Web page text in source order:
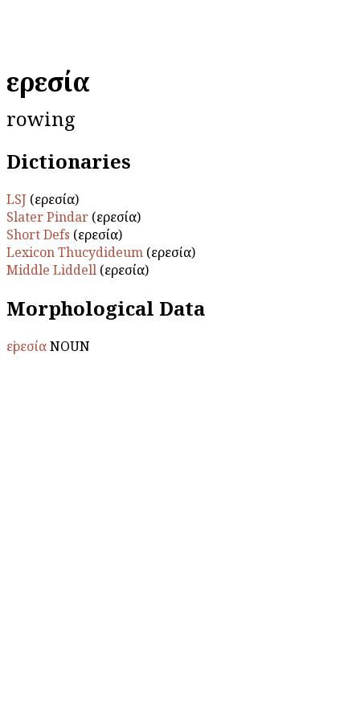
εἰρεσία
rowing
Dictionaries
LSJ (εἰρεσία)
Slater Pindar (εἰρεσία)
Short Defs (εἰρεσία)
Lexicon Thucydideum (εἰρεσία)
Middle Liddell (εἰρεσία)
Morphological Data
εἰρεσίαNOUN